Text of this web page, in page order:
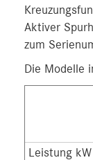
Aktiver
zum
Die Modelle
Leistung kW